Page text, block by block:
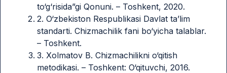
to‘g‘risida”gi Qonuni. – Toshkent, 2020.
2. O‘zbekiston Respublikasi Davlat ta’lim
standarti. Chizmachilik fani bo‘yicha talablar.
– Toshkent.
3. Xolmatov B. Chizmachilikni o‘qitish
metodikasi. – Toshkent: O‘qituvchi, 2016.